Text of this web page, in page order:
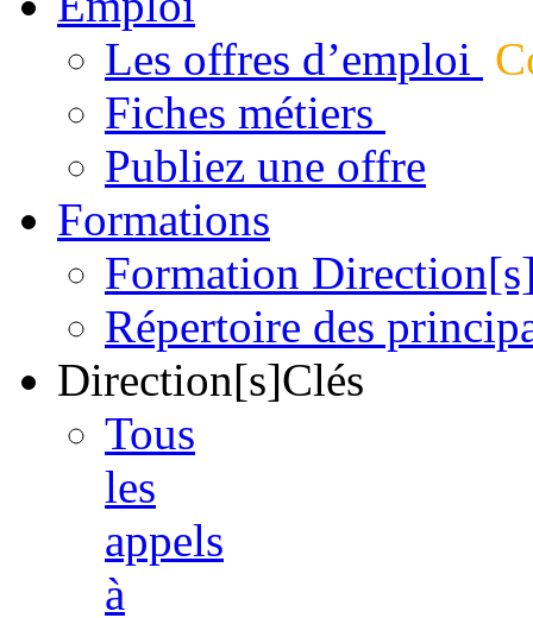
Les offres d’emploi
Fiches métiers
Publiez une offre
Formations
Formation
Répertoire des
Direction[s]Clés
Tous
les
appels
à